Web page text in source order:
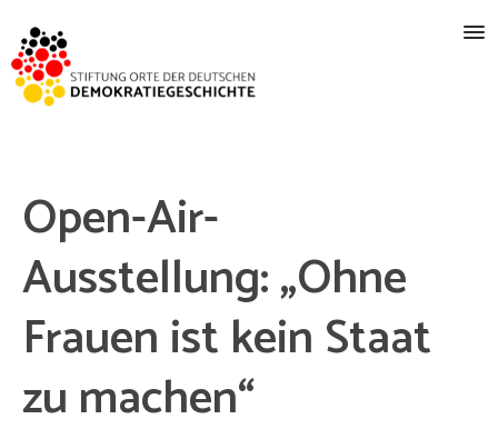
Open-Air-
Ausstellung: „Ohne
Frauen ist kein Staat
zu machen“